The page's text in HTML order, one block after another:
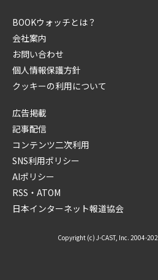
BOOKウォッチとは？
会社案内
お問い合わせ
個人情報保護方針
クッキーの利用について
広告掲載
記事配信
コンテンツ二次利用
SNS利用ポリシー
AIポリシー
RSS・ATOM
日本インターネット報道協会
Copyright (c) J-CAST, Inc. 2004-